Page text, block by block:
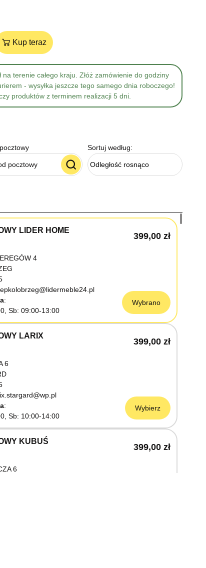
Kup teraz
na terenie całego kraju. Złóż zamówienie do godziny
- wysyłka jeszcze tego samego dnia roboczego!
produktów z terminem realizacji 5 dni.
Sortuj według:
Odległość rosnąco
LIDER HOME
4
Sb: 09:00-13:00
399,00 zł
Wybrano
LARIX
6
Sb: 10:00-14:00
399,00 zł
Wybierz
KUBUŚ
6
399,00 zł
M JAK MEBLE